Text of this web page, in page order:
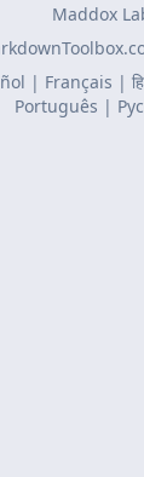
Maddox
| Français |
Português |